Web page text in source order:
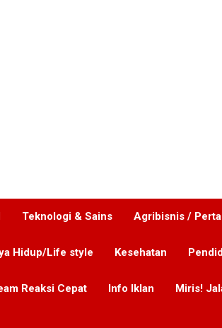
Teknologi & Sains Agribisnis /
Hidup/Life style Kesehatan
Reaksi Cepat Info Iklan Miris!